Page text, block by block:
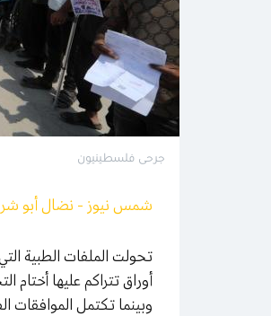
جرحى فلسطينيون
شمس نيوز - نضال أبو
تحولت الملفات الطبية
أوراق تتراكم عليها أختام
وبينما تكتمل الموافقات